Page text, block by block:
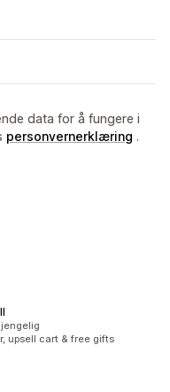
data for å fungere i
personvernerklæring .
upsell cart & free gifts